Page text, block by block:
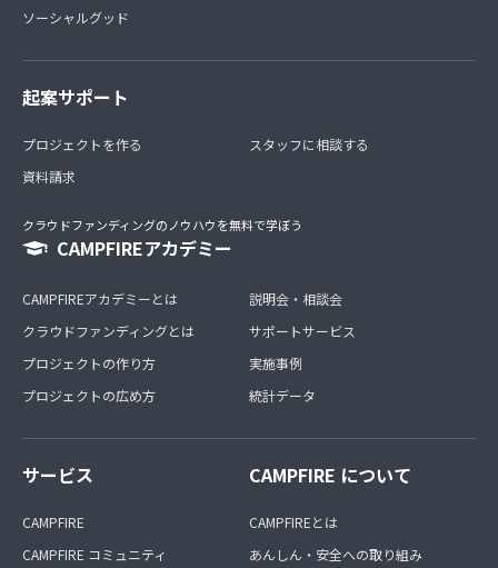
ソーシャルグッド
起案サポート
プロジェクトを作る
資料請求
スタッフに相談する
クラウドファンディングのノウハウを無料で学ぼう
CAMPFIREアカデミー
CAMPFIREアカデミーとは
クラウドファンディングとは
プロジェクトの作り方
プロジェクトの広め方
説明会・相談会
サポートサービス
実施事例
統計データ
サービス
CAMPFIRE
CAMPFIRE コミュニティ
CAMPFIRE について
CAMPFIREとは
あんしん・安全への取り組み